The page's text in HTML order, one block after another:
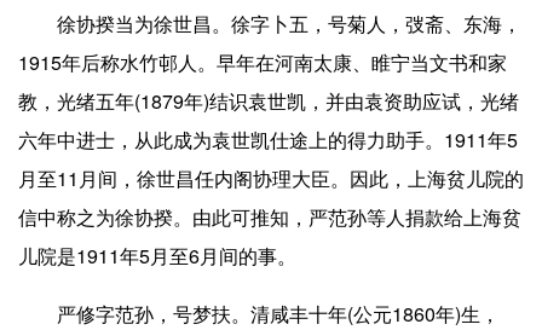
徐协揆当为徐世昌。徐字卜五，号菊人，弢斋、东海，
1915年后称水竹邨人。早年在河南太康、睢宁当文书和家
教，光绪五年(1879年)结识袁世凯，并由袁资助应试，光绪
六年中进士，从此成为袁世凯仕途上的得力助手。1911年5
月至11月间，徐世昌任内阁协理大臣。因此，上海贫儿院的
信中称之为徐协揆。由此可推知，严范孙等人捐款给上海贫
儿院是1911年5月至6月间的事。
严修字范孙，号梦扶。清咸丰十年(公元1860年)生，